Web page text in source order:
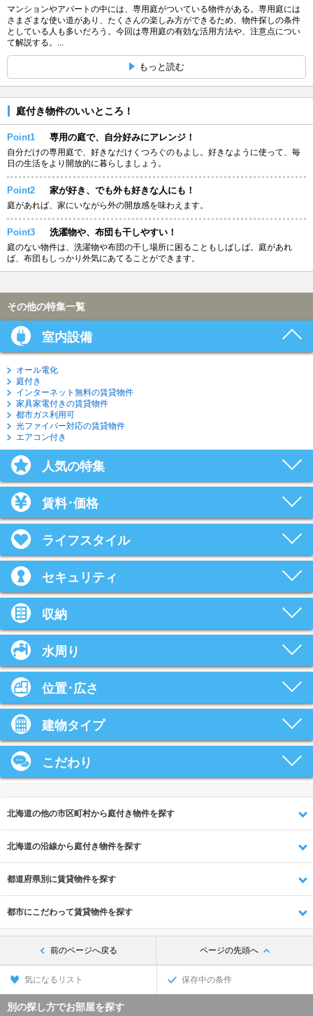
マンションやアパートの中には、専用庭がついている物件がある。専用庭には
さまざまな使い道があり、たくさんの楽しみ方ができるため、物件探しの条件
としている人も多いだろう。今回は専用庭の有効な活用方法や、注意点につい
て解説する。...
もっと読む
庭付き物件のいいところ！
Point1 専用の庭で、自分好みにアレンジ！
自分だけの専用庭で、好きなだけくつろぐのもよし。好きなように使って、毎
日の生活をより開放的に暮らしましょう。
Point2 家が好き、でも外も好きな人にも！
庭があれば、家にいながら外の開放感を味わえます。
Point3 洗濯物や、布団も干しやすい！
庭のない物件は、洗濯物や布団の干し場所に困ることもしばしば。庭があれ
ば、布団もしっかり外気にあてることができます。
その他の特集一覧
室内設備
オール電化
庭付き
インターネット無料の賃貸物件
家具家電付きの賃貸物件
都市ガス利用可
光ファイバー対応の賃貸物件
エアコン付き
人気の特集
賃料･価格
ライフスタイル
セキュリティ
収納
水周り
位置･広さ
建物タイプ
こだわり
北海道の他の市区町村から庭付き物件を探す
北海道の沿線から庭付き物件を探す
都道府県別に賃貸物件を探す
都市にこだわって賃貸物件を探す
前のページへ戻る ページの先頭へ
気になるリスト 保存中の条件
別の探し方でお部屋を探す